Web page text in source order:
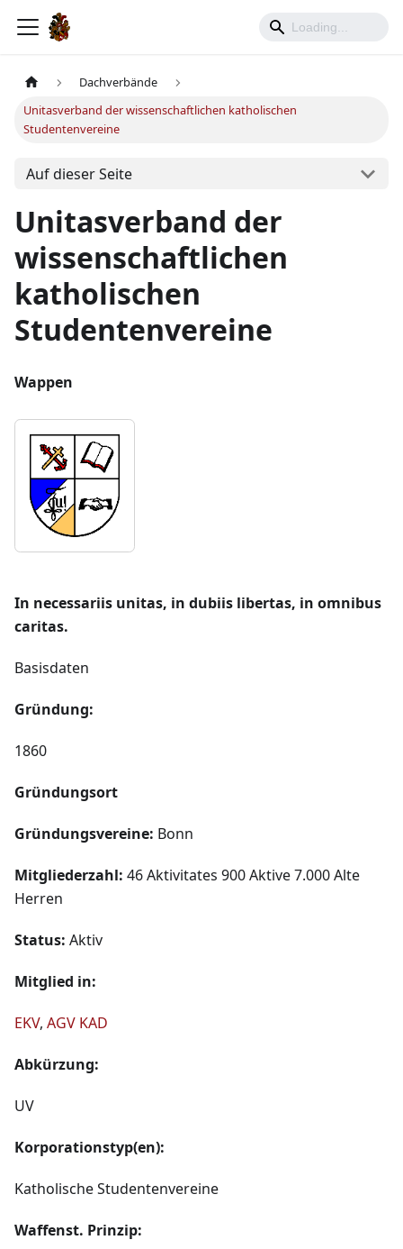
Dachverbände
Unitasverband der wissenschaftlichen katholischen
Studentenvereine
Auf dieser Seite
Unitasverband der
wissenschaftlichen
katholischen
Studentenvereine
Wappen
In necessariis unitas, in dubiis libertas, in omnibus
caritas.
Basisdaten
Gründung:
1860
Gründungsort
Gründungsvereine: Bonn
Mitgliederzahl: 46 Aktivitates 900 Aktive 7.000 Alte
Herren
Status: Aktiv
Mitglied in:
EKV, AGV KAD
Abkürzung:
UV
Korporationstyp(en):
Katholische Studentenvereine
Waffenst. Prinzip: